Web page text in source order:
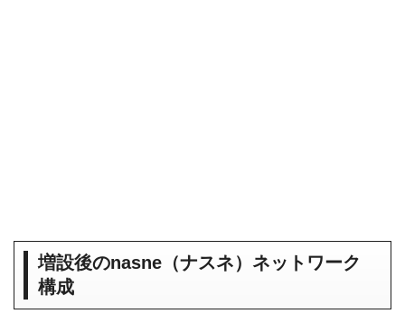
増設後のnasne（ナスネ）ネットワーク
構成